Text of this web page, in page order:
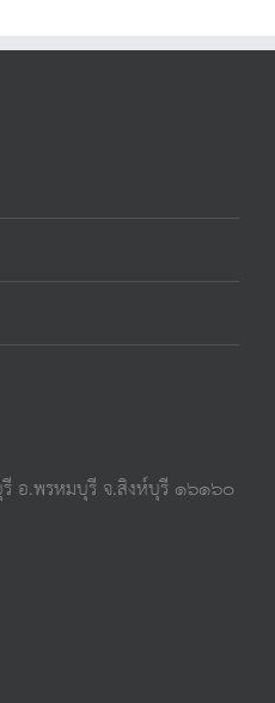
อ.พรหมบุรี จ.สิงห์บุรี ๑๖๑๖๐